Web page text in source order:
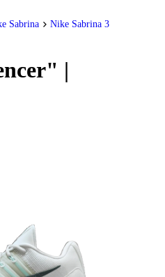
Sabrina Nike Sabrina 3
|